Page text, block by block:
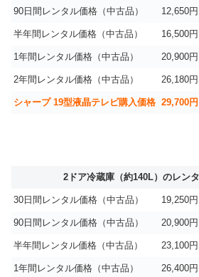
90日間レンタル価格（中古品） 12,650円
半年間レンタル価格（中古品） 16,500円
1年間レンタル価格（中古品） 20,900円
2年間レンタル価格（中古品） 26,180円
シャープ 19型液晶テレビ購入価格 29,700円
2ドア冷蔵庫（約140L）のレン
30日間レンタル価格（中古品） 19,250円
90日間レンタル価格（中古品） 20,900円
半年間レンタル価格（中古品） 23,100円
1年間レンタル価格（中古品） 26,400円